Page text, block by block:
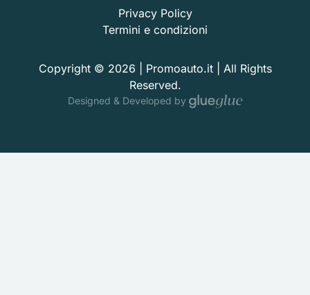
Privacy Policy
Termini e condizioni
Copyright © 2026 | Promoauto.it | All Rights
Reserved.
Designed & Developed by